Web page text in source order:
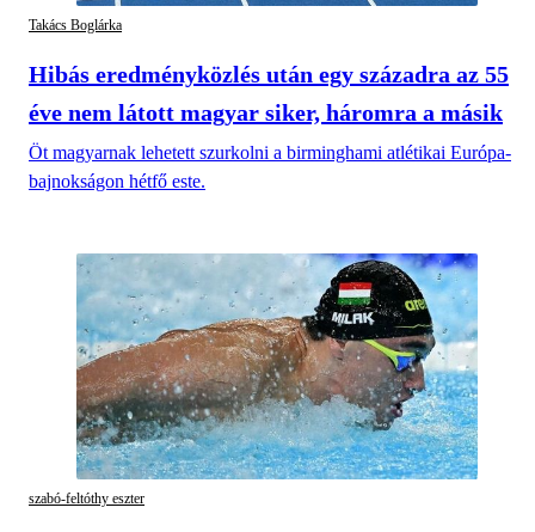
Takács Boglárka
Hibás eredményközlés után egy századra az 55
éve nem látott magyar siker, háromra a másik
Öt magyarnak lehetett szurkolni a birminghami atlétikai Európa-
bajnokságon hétfő este.
szabó-feltóthy eszter